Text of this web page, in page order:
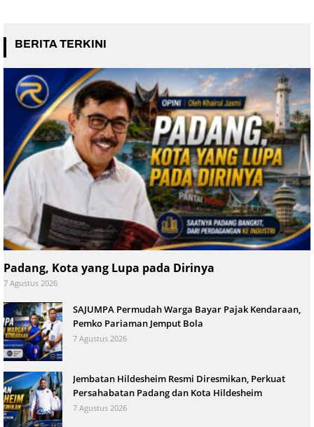
BERITA TERKINI
Padang, Kota yang Lupa pada Dirinya
7 Agustus 2026
SAJUMPA Permudah Warga Bayar Pajak Kendaraan,
Pemko Pariaman Jemput Bola
7 Agustus 2026
Jembatan Hildesheim Resmi Diresmikan, Perkuat
Persahabatan Padang dan Kota Hildesheim
7 Agustus 2026